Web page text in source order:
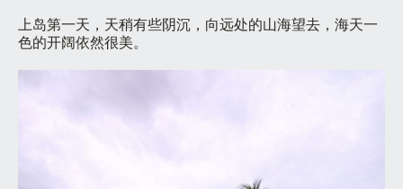
上岛第一天，天稍有些阴沉，向远处的山海望去，海天一
色的开阔依然很美。